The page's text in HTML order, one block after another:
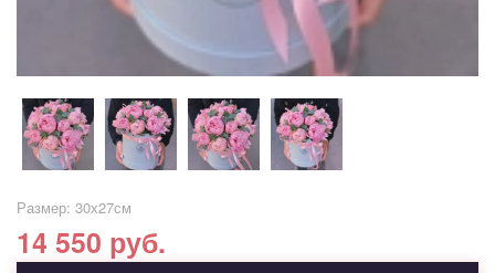
Размер: 30х27см
14 550 руб.